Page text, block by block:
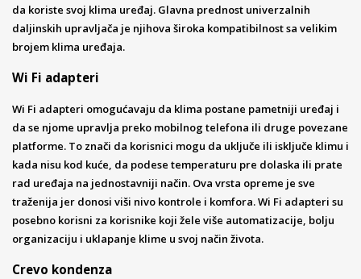
da koriste svoj klima uređaj. Glavna prednost univerzalnih
daljinskih upravljača je njihova široka kompatibilnost sa velikim
brojem klima uređaja.
Wi Fi adapteri
Wi Fi adapteri omogućavaju da klima postane pametniji uređaj i
da se njome upravlja preko mobilnog telefona ili druge povezane
platforme. To znači da korisnici mogu da uključe ili isključe klimu i
kada nisu kod kuće, da podese temperaturu pre dolaska ili prate
rad uređaja na jednostavniji način. Ova vrsta opreme je sve
traženija jer donosi viši nivo kontrole i komfora. Wi Fi adapteri su
posebno korisni za korisnike koji žele više automatizacije, bolju
organizaciju i uklapanje klime u svoj način života.
Crevo kondenza